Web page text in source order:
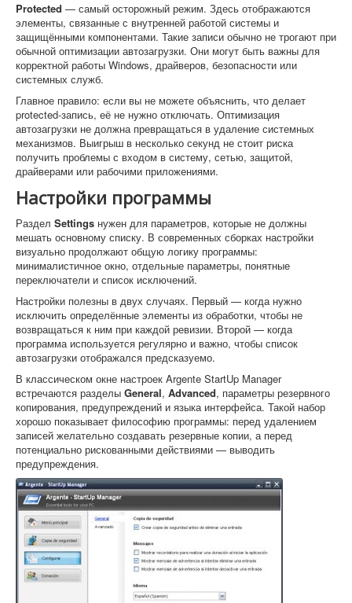
Protected — самый осторожный режим. Здесь отображаются
элементы, связанные с внутренней работой системы и
защищёнными компонентами. Такие записи обычно не трогают при
обычной оптимизации автозагрузки. Они могут быть важны для
корректной работы Windows, драйверов, безопасности или
системных служб.
Главное правило: если вы не можете объяснить, что делает
protected-запись, её не нужно отключать. Оптимизация
автозагрузки не должна превращаться в удаление системных
механизмов. Выигрыш в несколько секунд не стоит риска
получить проблемы с входом в систему, сетью, защитой,
драйверами или рабочими приложениями.
Настройки программы
Раздел Settings нужен для параметров, которые не должны
мешать основному списку. В современных сборках настройки
визуально продолжают общую логику программы:
минималистичное окно, отдельные параметры, понятные
переключатели и список исключений.
Настройки полезны в двух случаях. Первый — когда нужно
исключить определённые элементы из обработки, чтобы не
возвращаться к ним при каждой ревизии. Второй — когда
программа используется регулярно и важно, чтобы список
автозагрузки отображался предсказуемо.
В классическом окне настроек Argente StartUp Manager
встречаются разделы General, Advanced, параметры резервного
копирования, предупреждений и языка интерфейса. Такой набор
хорошо показывает философию программы: перед удалением
записей желательно создавать резервные копии, а перед
потенциально рискованными действиями — выводить
предупреждения.